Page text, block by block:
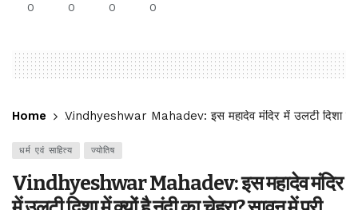
0 0 0 0
Home Vindhyeshwar Mahadev: इस महादेव मंदिर में उलटी दिशा में
धर्म एवं साहित्य ज्योतिष
Vindhyeshwar Mahadev: इस महादेव मंदिर